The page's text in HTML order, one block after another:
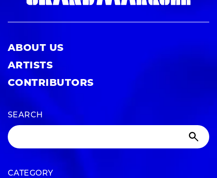
ABOUT US
ARTISTS
CONTRIBUTORS
SEARCH
CATEGORY